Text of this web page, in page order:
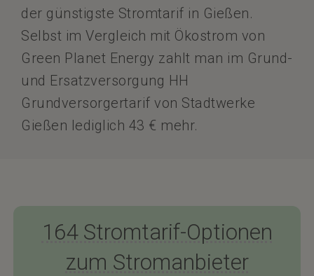
der günstigste Stromtarif in Gießen.
Selbst im Vergleich mit Ökostrom von
Green Planet Energy zahlt man im Grund-
und Ersatzversorgung HH
Grundversorgertarif von Stadtwerke
Gießen lediglich 43 € mehr.
164 Stromtarif-Optionen
zum Stromanbieter